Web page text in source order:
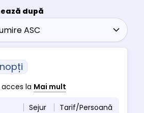
după
la Mai mult
Sejur Tarif/Persoană